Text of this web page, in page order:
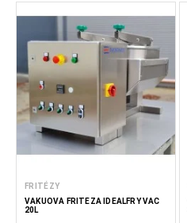
FRITÉZY
VAKUOVÁ FRITÉZA IDEALFRY VAC
20L